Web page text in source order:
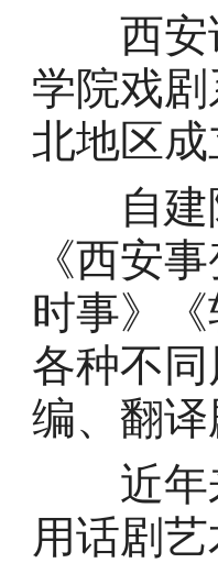
西安话
学院戏
北地区
自建院
《西安
时事》
各种不
编、翻
近年来
用话剧